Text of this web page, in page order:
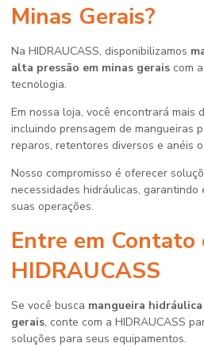
Minas Gerais?
Na HIDRAUCASS, disponibilizamos
alta pressão em minas gerais com
tecnologia.
Em nossa loja, você encontrará mais
incluindo prensagem de mangueiras
reparos, retentores diversos e anéis
Nosso compromisso é oferecer
necessidades hidráulicas, garantindo
suas operações.
Entre em Contato
HIDRAUCASS
Se você busca mangueira
gerais, conte com a HIDRAUCASS
soluções para seus equipamentos.